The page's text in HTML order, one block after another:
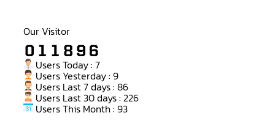
Our Visitor
Users Today : 7
Users Yesterday : 9
Users Last 7 days : 86
Users Last 30 days : 226
Users This Month : 93